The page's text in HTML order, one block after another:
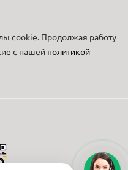
cookie. Продолжая работу
с нашей политикой